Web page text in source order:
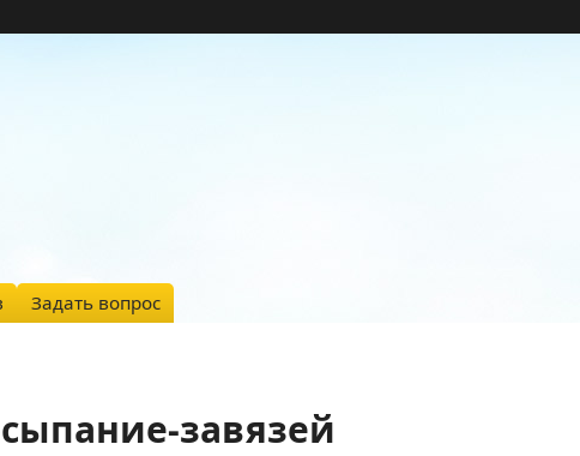
Задать вопрос
завязей